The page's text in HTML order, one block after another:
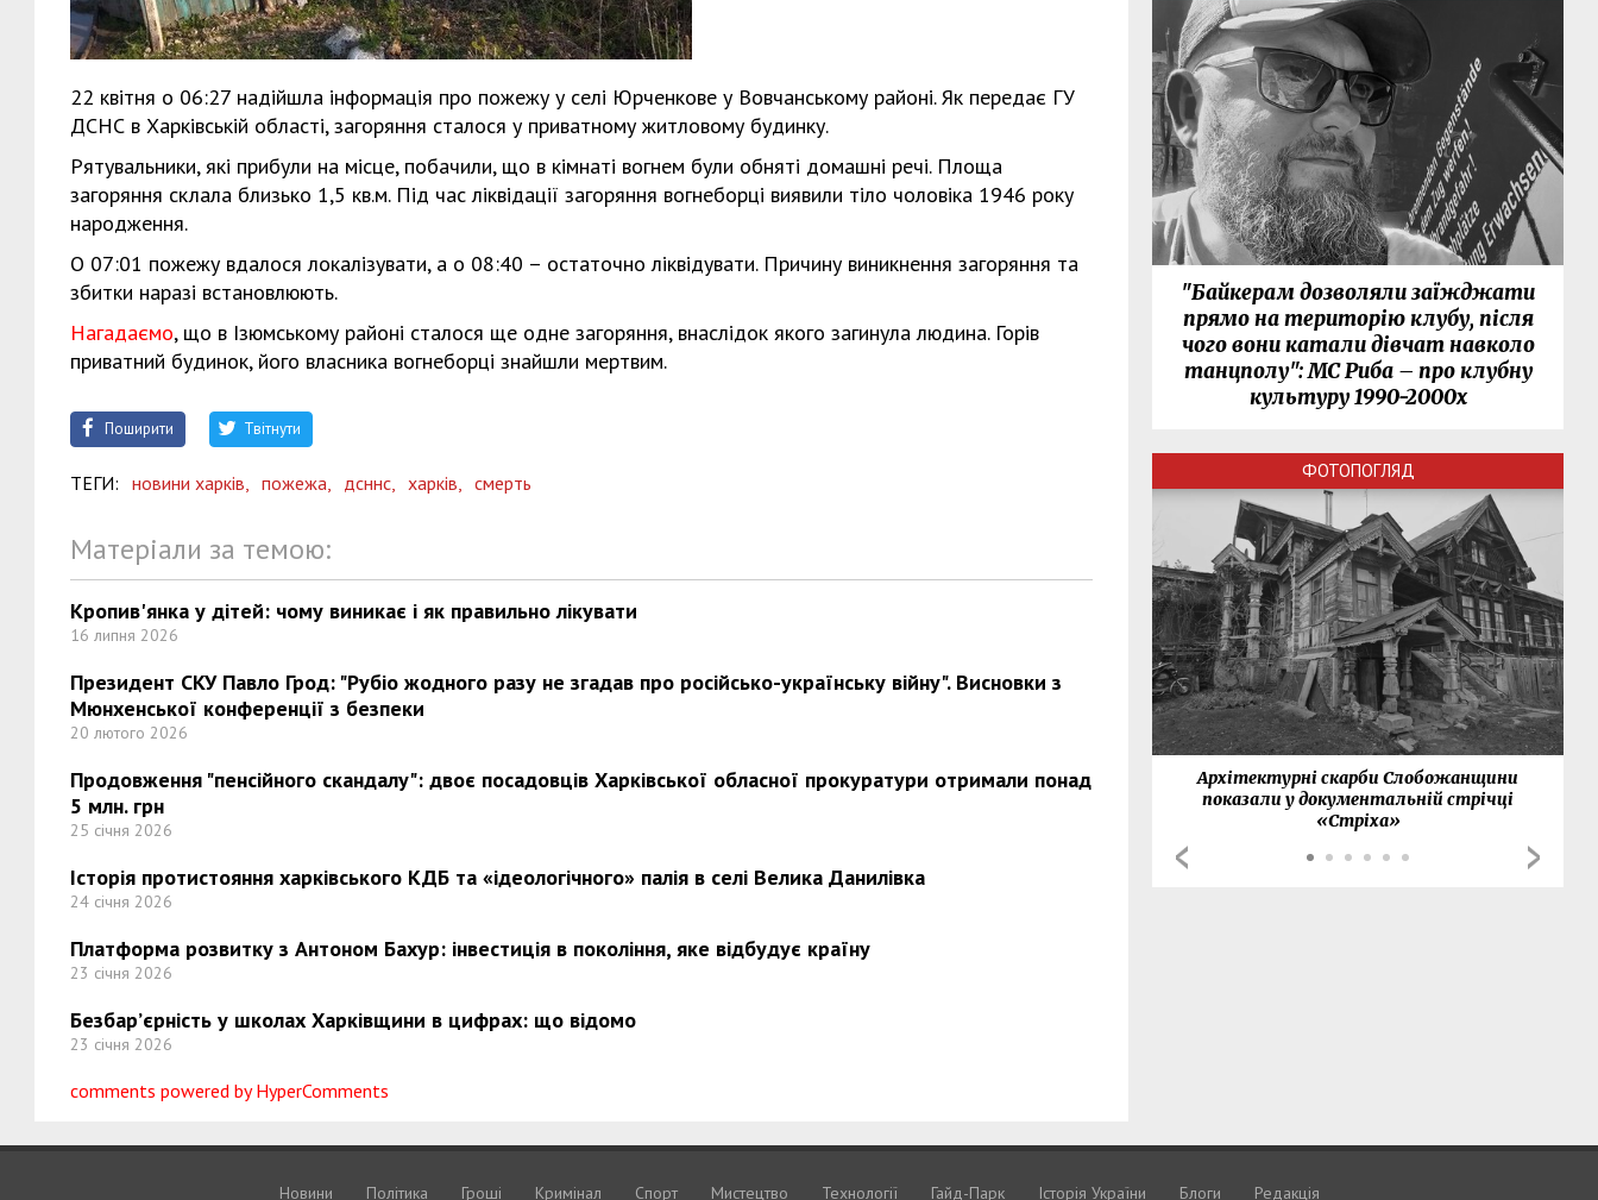
22 квітня о 06:27 надійшла інформація про пожежу у селі Юрченкове у Вовчанському районі. Як передає ГУ
ДСНС в Харківській області, загоряння сталося у приватному житловому будинку.
Рятувальники, які прибули на місце, побачили, що в кімнаті вогнем були обняті домашні речі. Площа
загоряння склала близько 1,5 кв.м. Під час ліквідації загоряння вогнеборці виявили тіло чоловіка 1946 року
народження.
О 07:01 пожежу вдалося локалізувати, а о 08:40 – остаточно ліквідувати. Причину виникнення загоряння та
збитки наразі встановлюють.
Нагадаємо, що в Ізюмському районі сталося ще одне загоряння, внаслідок якого загинула людина. Горів
приватний будинок, його власника вогнеборці знайшли мертвим.
Поширити Твітнути
ТЕГИ: новини харків, пожежа, дсннс, харків, смерть
Матеріали за темою:
Кропив'янка у дітей: чому виникає і як правильно лікувати
16 липня 2026
Президент СКУ Павло Грод: "Рубіо жодного разу не згадав про російсько-українську війну". Висновки з
Мюнхенської конференції з безпеки
20 лютого 2026
Продовження "пенсійного скандалу": двоє посадовців Харківської обласної прокуратури отримали понад
5 млн. грн
25 січня 2026
Історія протистояння харківського КДБ та «ідеологічного» палія в селі Велика Данилівка
24 січня 2026
Платформа розвитку з Антоном Бахур: інвестиція в покоління, яке відбудує країну
23 січня 2026
Безбар’єрність у школах Харківщини в цифрах: що відомо
23 січня 2026
comments powered by HyperComments
"Байкерам дозволяли заїжджати
прямо на територію клубу, після
чого вони катали дівчат навколо
танцполу": МС Риба – про клубну
культуру 1990-2000х
ФОТОПОГЛЯД
Харковом ширяться добрі вчинки
Архітектурні скарби Слобожанщини
показали у документальній стрічці
«Стріха»
Новини Політика Грошi Кримiнал Спорт Мистецтво Технологiї Гайд-Парк Історія України Блоги Редакція